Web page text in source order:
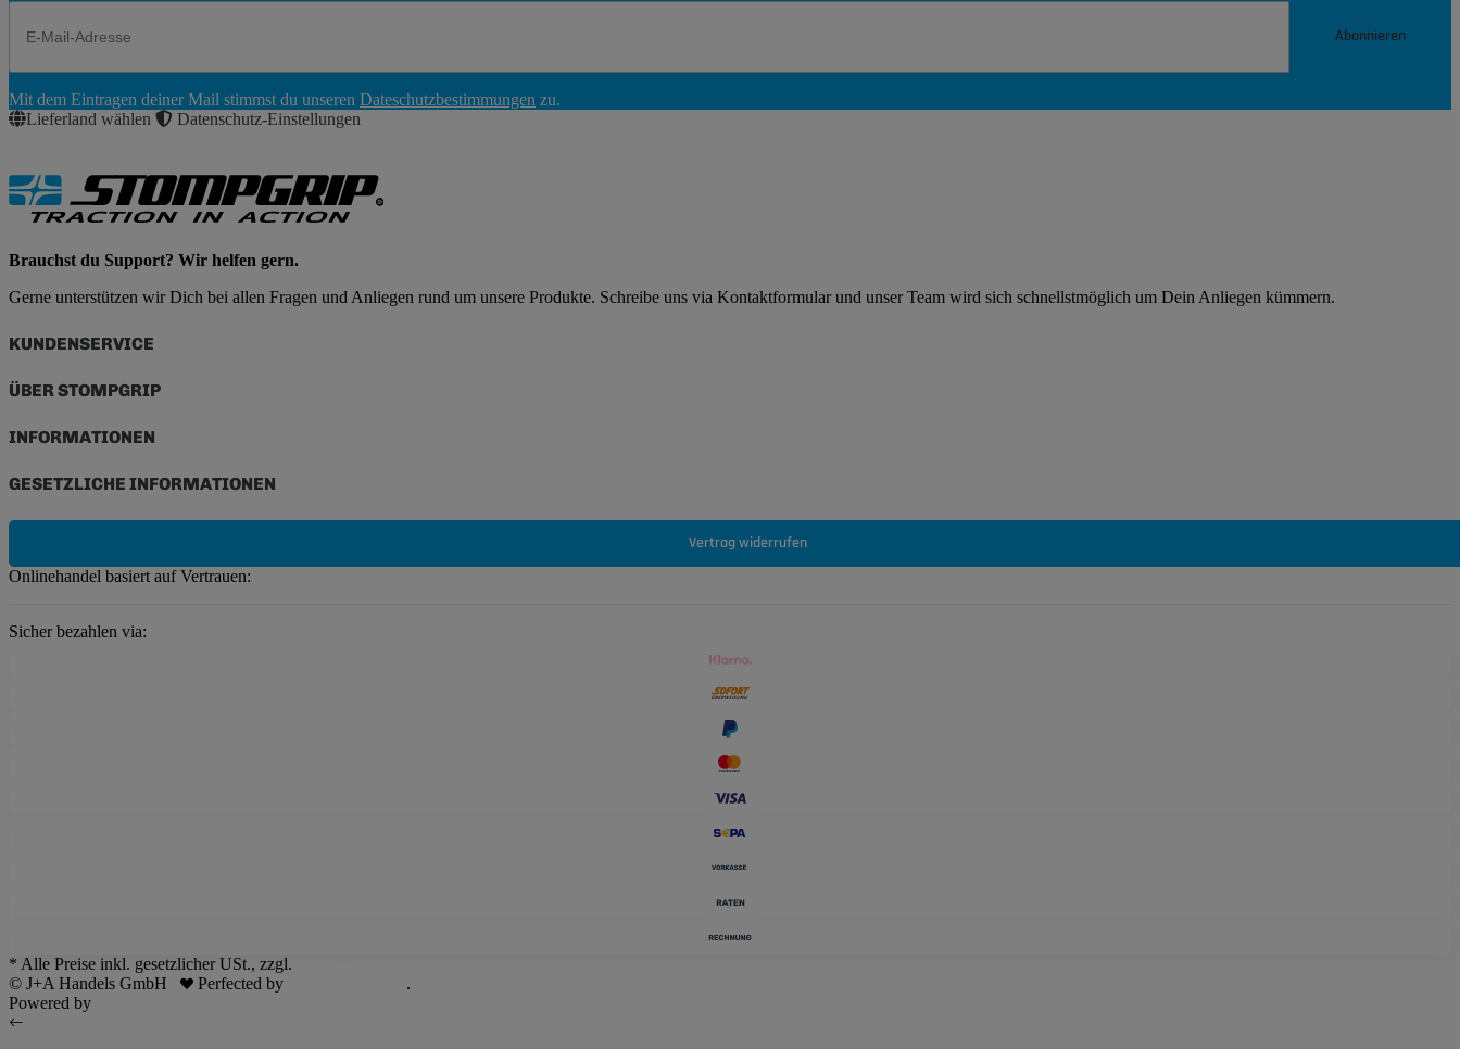
Abonnieren
Abonnieren
Mit dem Eintragen deiner Mail stimmst du unseren Dateschutzbestimmungen zu.
Lieferland wählen
Datenschutz-Einstellungen
Brauchst du Support? Wir helfen gern.
Gerne unterstützen wir Dich bei allen Fragen und Anliegen rund um unsere Produkte. Schreibe uns via Kontaktformular und unser Team wird sich schnellstmöglich um Dein Anliegen kümmern.
KUNDENSERVICE
ÜBER STOMPGRIP
INFORMATIONEN
GESETZLICHE INFORMATIONEN
Vertrag widerrufen
Onlinehandel basiert auf Vertrauen:
Sicher bezahlen via:
* Alle Preise inkl. gesetzlicher USt., zzgl.
© J+A Handels GmbH
Perfected by
.
Powered by